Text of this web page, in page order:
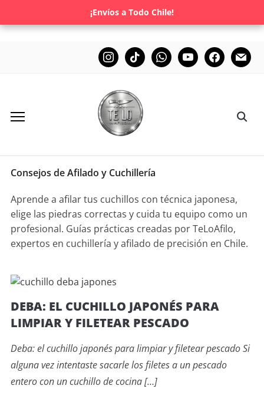
¡Envíos a Todo Chile!
Consejos de Afilado y Cuchillería
Aprende a afilar tus cuchillos con técnica japonesa,
elige las piedras correctas y cuida tu equipo como un
profesional. Guías prácticas creadas por TeLoAfilo,
expertos en cuchillería y afilado de precisión en Chile.
DEBA: EL CUCHILLO JAPONÉS PARA
LIMPIAR Y FILETEAR PESCADO
Deba: el cuchillo japonés para limpiar y filetear pescado Si
alguna vez intentaste sacarle los filetes a un pescado
entero con un cuchillo de cocina […]